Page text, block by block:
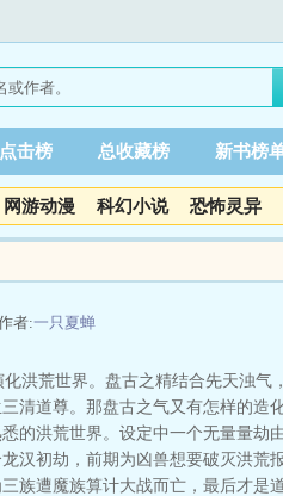
击榜 总收藏榜 新书榜
网游动漫 科幻小说 恐怖灵异
者:一只夏蝉
洪荒世界。盘古之精结合先天浊气
清道尊。那盘古之气又有怎样的造
的洪荒世界。设定中一个无量量劫
汉初劫，前期为凶兽想要破灭洪荒
族遭魔族算计大战而亡，最后才是